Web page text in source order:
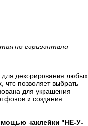
по горизонтали
для декорирования любых
что позволяет выбрать
для украшения
и создания
наклейки "НЕ-У-